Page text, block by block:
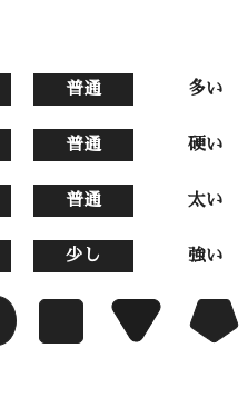
普通 多い
普通 硬い
普通 太い
少し 強い